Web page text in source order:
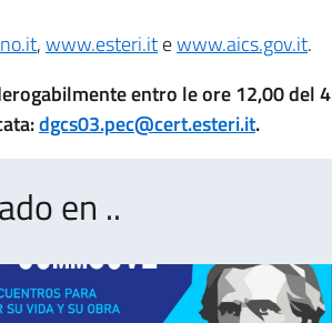
,www.esteri.itewww.aics.gov.it.
entro le ore 12,00 del 4
dgcs03.pec@cert.esteri.it.
en ..